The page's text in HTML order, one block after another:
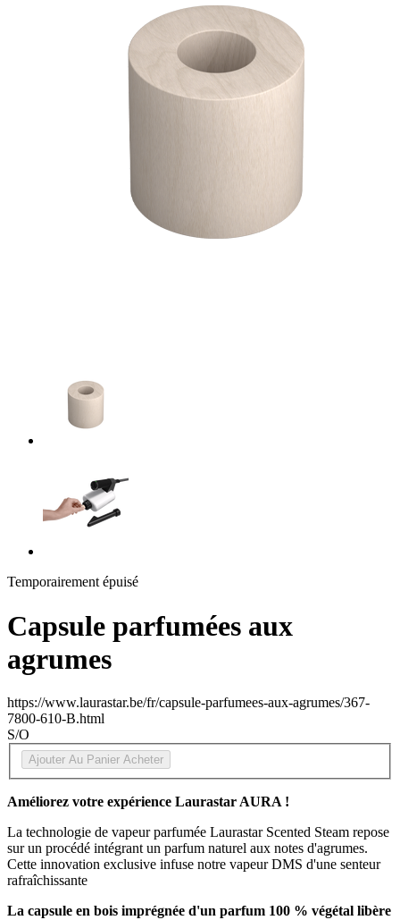
Temporairement épuisé
Capsule parfumées aux
agrumes
https://www.laurastar.be/fr/capsule-parfumees-aux-agrumes/367-
7800-610-B.html
S/O
Ajouter Au Panier Acheter
Améliorez votre expérience Laurastar AURA !
La technologie de vapeur parfumée Laurastar Scented Steam repose
sur un procédé intégrant un parfum naturel aux notes d'agrumes.
Cette innovation exclusive infuse notre vapeur DMS d'une senteur
rafraîchissante
La capsule en bois imprégnée d'un parfum 100 % végétal libère